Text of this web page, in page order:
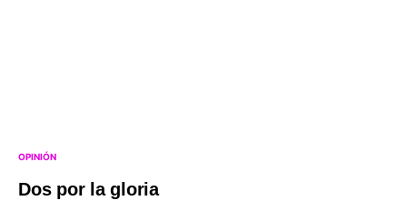
OPINIÓN
Dos por la gloria